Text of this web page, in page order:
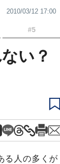
2010/03/12 17:00
#5
い？
る人の多くが